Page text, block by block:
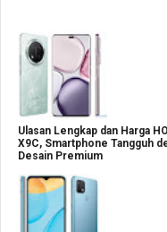
Ulasan Lengkap dan Harga
X9C, Smartphone Tangguh
Desain Premium